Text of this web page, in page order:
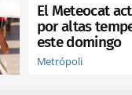
El Meteocat
por altas
este domingo
Metrópoli